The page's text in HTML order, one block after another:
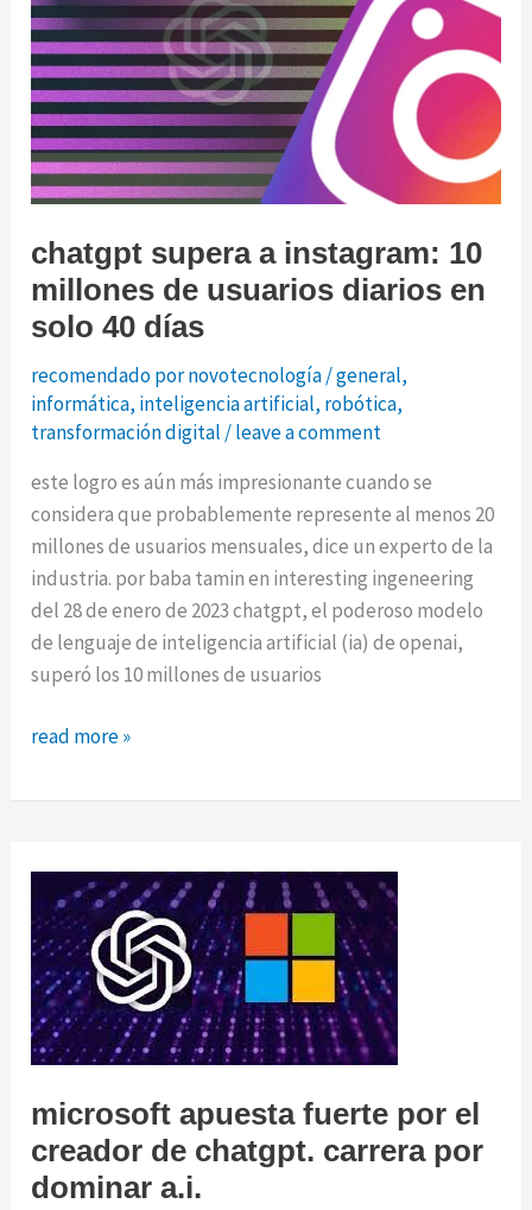
mit
tech
review
chatgpt supera a instagram: 10
millones de usuarios diarios en
solo 40 días
recomendado por novotecnología/general,
informática, inteligencia artificial, robótica,
transformación digital /leave a comment
este logro es aún más impresionante cuando se
considera que probablemente represente al menos 20
millones de usuarios mensuales, dice un experto de la
industria. por baba tamin en interesting ingeneering
del 28 de enero de 2023 chatgpt, el poderoso modelo
de lenguaje de inteligencia artificial (ia) de openai,
superó los 10 millones de usuarios
chatgpt
a
millones
de
usuarios
diarios
en
solo
días
read more »
microsoft apuesta fuerte por el
creador de chatgpt. carrera por
dominar a.i.